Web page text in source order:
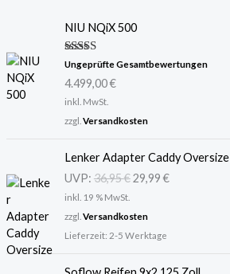
NIU NQiX 500
Bewertet
von 5
Ungeprüfte Gesamtbewertungen
4.499,00€
inkl. MwSt.
zzgl. Versandkosten
Lenker Adapter Caddy Oversize
UVP: 36,95€
U
s
r
ü
g
29,99€
A
t
e
inkl. 19 % MwSt.
zzgl. Versandkosten
Lieferzeit: 2-5 Werktage